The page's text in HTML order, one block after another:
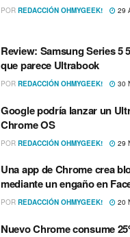
POR REDACCIÓN OHMYGEEK! 29
Review: Samsung Series 5
que parece Ultrabook
POR REDACCIÓN OHMYGEEK! 30
Google podrí­a lanzar un
Chrome OS
POR REDACCIÓN OHMYGEEK! 29
Una app de Chrome crea
mediante un engaño en
POR REDACCIÓN OHMYGEEK! 20
Nuevo Chrome consume